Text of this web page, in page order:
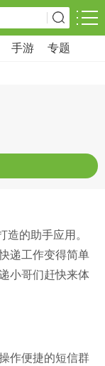
手游 专题
造的助手应用。
递工作变得简单
小哥们赶快来体
作便捷的短信群